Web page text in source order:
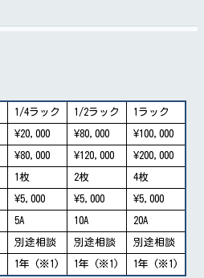
1/4ラック 1/2ラック 1ラック
¥20,000 ¥80,000 ¥100,000
¥80,000 ¥120,000 ¥200,000
1枚 2枚 4枚
¥5,000 ¥5,000 ¥5,000
5A 10A 20A
別途相談 別途相談 別途相談
1年 (※1) 1年 (※1) 1年 (※1)